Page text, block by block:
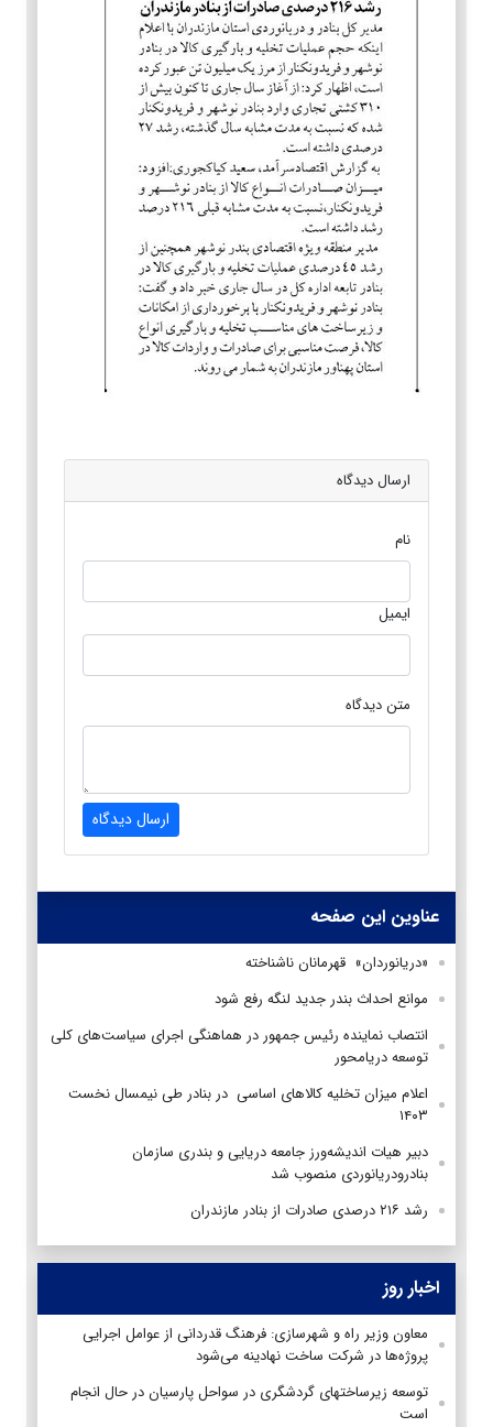
ارسال دیدگاه
نام
ایمیل
متن دیدگاه
ارسال دیدگاه
عناوین این صفحه
«دریانوردان» قهرمانان ناشناخته
موانع احداث بندر جدید لنگه رفع شود
انتصاب نماینده رئیس جمهور در هماهنگی اجرای سیاست‌های کلی
توسعه دریامحور
اعلام میزان تخلیه کالاهای اساسی در بنادر طی نیمسال نخست
۱۴۰۳
دبیر هیات اندیشه‌ورز جامعه دریایی و بندری سازمان
بنادرودریانوردی منصوب شد
رشد ۲۱۶ درصدی صادرات از بنادر مازندران
اخبار روز
معاون وزیر راه و شهرسازی: فرهنگ قدردانی از عوامل اجرایی
پروژه‌ها در شرکت ساخت نهادینه می‌شود
توسعه زیرساختهای گردشگری در سواحل پارسیان در حال انجام
است